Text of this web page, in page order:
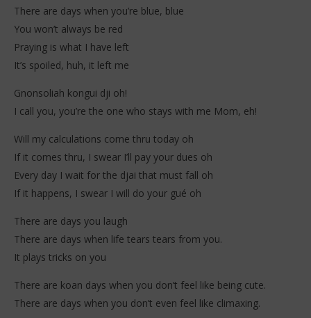
There are days when you’re blue, blue
You won’t always be red
Praying is what I have left
It’s spoiled, huh, it left me
Gnonsoliah kongui dji oh!
I call you, you’re the one who stays with me Mom, eh!
Will my calculations come thru today oh
If it comes thru, I swear I’ll pay your dues oh
Every day I wait for the djai that must fall oh
If it happens, I swear I will do your gué oh
There are days you laugh
There are days when life tears tears from you.
It plays tricks on you
There are koan days when you don’t feel like being cute.
There are days when you don’t even feel like climaxing.